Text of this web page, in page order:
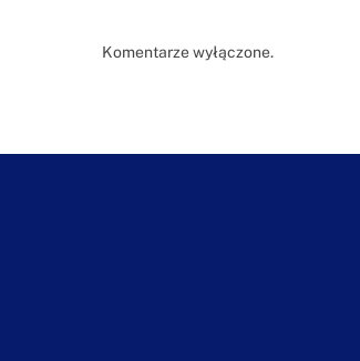
Komentarze wyłączone.